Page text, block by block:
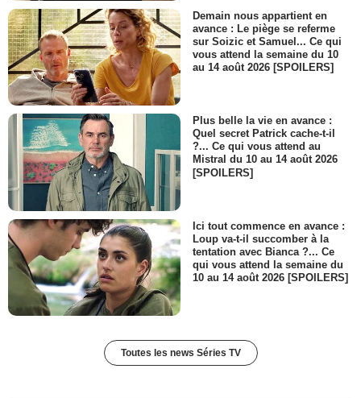
Demain nous appartient en
avance : Le piège se referme
sur Soizic et Samuel... Ce qui
vous attend la semaine du 10
au 14 août 2026 [SPOILERS]
Plus belle la vie en avance :
Quel secret Patrick cache-t-il
?... Ce qui vous attend au
Mistral du 10 au 14 août 2026
[SPOILERS]
Ici tout commence en avance :
Loup va-t-il succomber à la
tentation avec Bianca ?... Ce
qui vous attend la semaine du
10 au 14 août 2026 [SPOILERS]
Toutes les news Séries TV